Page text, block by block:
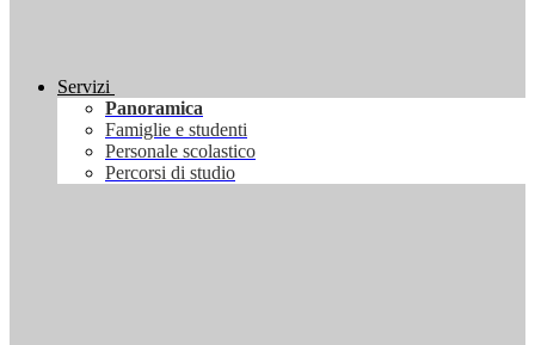
Servizi
Panoramica
Famiglie e studenti
Personale scolastico
Percorsi di studio